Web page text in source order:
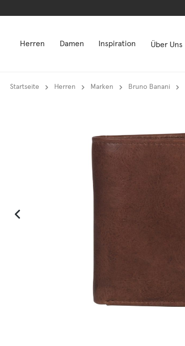
Herren Damen Inspiration Über Uns
Startseite Herren Marken Bruno Banani